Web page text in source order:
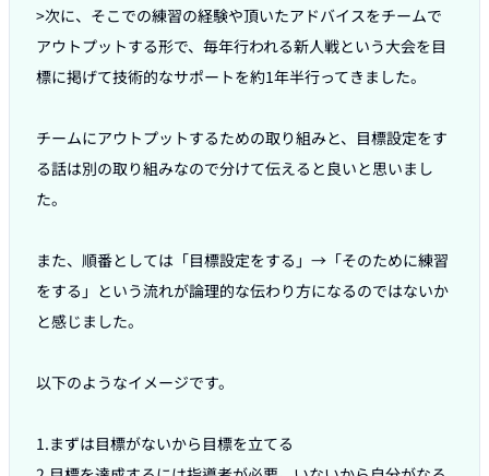
>次に、そこでの練習の経験や頂いたアドバイスをチームで
アウトプットする形で、毎年行われる新人戦という大会を目
標に掲げて技術的なサポートを約1年半行ってきました。
チームにアウトプットするための取り組みと、目標設定をす
る話は別の取り組みなので分けて伝えると良いと思いまし
た。
また、順番としては「目標設定をする」→「そのために練習
をする」という流れが論理的な伝わり方になるのではないか
と感じました。
以下のようなイメージです。
1.まずは目標がないから目標を立てる